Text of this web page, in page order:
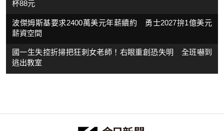
杯88元
波傑姆斯基要求2400萬美元年薪續約 勇士2027拚1億美元
薪資空間
國一生失控折掃把狂刺女老師！右眼重創恐失明 全班嚇到
逃出教室